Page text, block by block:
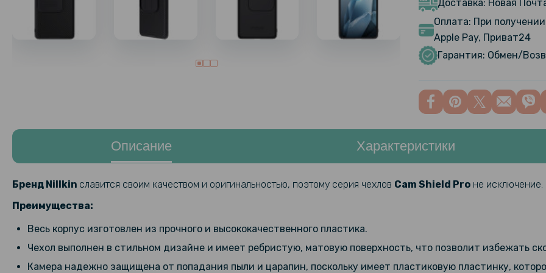
13, Матовая
Oneplus
Кожаный
Доставка: Новая
Оплата: При
Apple Pay, Приват24
Гарантия: Обмен/
Описание Характеристики
Бренд Nillkin славится своим качеством и оригинальностью, поэтому серия чехлов Cam Shield Pro не исключение.
Преимущества:
Весь корпус изготовлен из прочного и высококачественного пластика.
Чехол выполнен в стильном дизайне и имеет ребристую, матовую поверхность, что позволит избежать
Камера надежно защищена от попадания пыли и царапин, поскольку имеет пластиковую пластинку,